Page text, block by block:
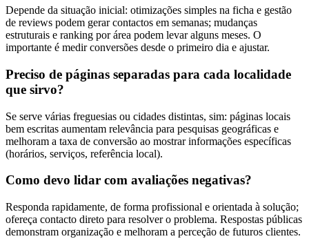
Depende da situação inicial: otimizações simples na ficha e gestão
de reviews podem gerar contactos em semanas; mudanças
estruturais e ranking por área podem levar alguns meses. O
importante é medir conversões desde o primeiro dia e ajustar.
Preciso de páginas separadas para cada localidade
que sirvo?
Se serve várias freguesias ou cidades distintas, sim: páginas locais
bem escritas aumentam relevância para pesquisas geográficas e
melhoram a taxa de conversão ao mostrar informações específicas
(horários, serviços, referência local).
Como devo lidar com avaliações negativas?
Responda rapidamente, de forma profissional e orientada à solução;
ofereça contacto direto para resolver o problema. Respostas públicas
demonstram organização e melhoram a perceção de futuros clientes.